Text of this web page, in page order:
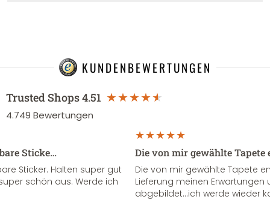
KUNDENBEWERTUNGEN
Trusted Shops4.51
4.749 Bewertungen
Sticke…
Sticker. Halten super gut
schön aus. Werde ich
Die von mir gewählte
Die von mir gewählte Tapete
Lieferung meinen Erwartungen
abgebildet...ich werde wieder